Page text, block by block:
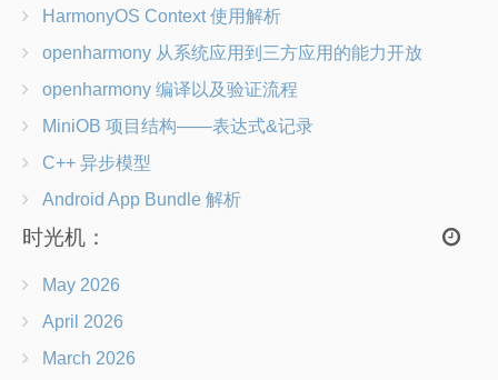
HarmonyOS Context 使用解析
openharmony 从系统应用到三方应用的能力开放
openharmony 编译以及验证流程
MiniOB 项目结构——表达式&记录
C++ 异步模型
Android App Bundle 解析
时光机：
May 2026
April 2026
March 2026